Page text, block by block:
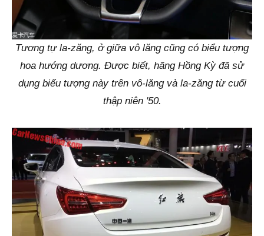
Tương tự la-zăng, ở giữa vô lăng cũng có biểu tượng
hoa hướng dương. Được biết, hãng Hồng Kỳ đã sử
dụng biểu tượng này trên vô-lăng và la-zăng từ cuối
thập niên '50.